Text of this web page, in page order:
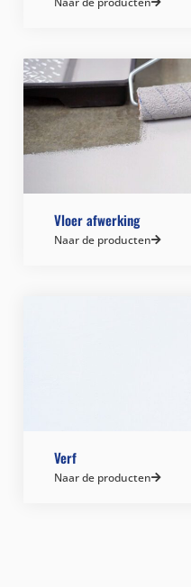
Vloer afwerking
Naar de producten
Verf
Naar de producten